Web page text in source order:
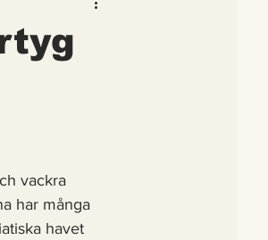
vackra
har många
havet